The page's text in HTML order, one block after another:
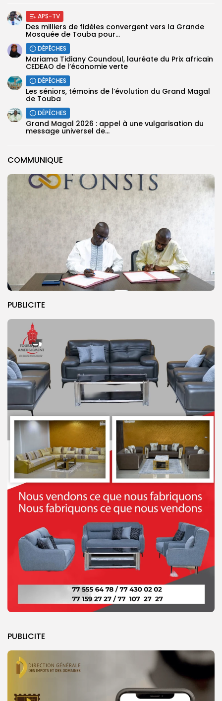
COMMUNIQUE
PUBLICITE
PUBLICITE
APS-TV
Des milliers de fidèles convergent vers la Grande
Mosquée de Touba pour...
DÉPÊCHES
Mariama Tidiany Coundoul, lauréate du Prix africain
CEDEAO de l’économie verte
DÉPÊCHES
Les séniors, témoins de l’évolution du Grand Magal
de Touba
DÉPÊCHES
Grand Magal 2026 : appel à une vulgarisation du
message universel de...